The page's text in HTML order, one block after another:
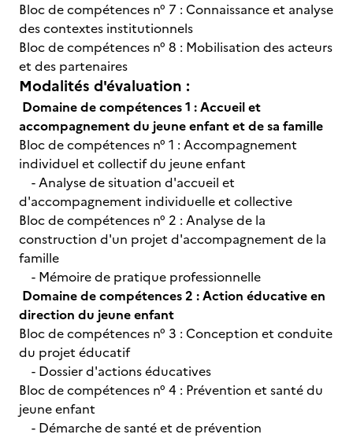
Bloc de compétences n° 7 : Connaissance et analyse
des contextes institutionnels
Bloc de compétences n° 8 : Mobilisation des acteurs
et des partenaires
Modalités d'évaluation :
Domaine de compétences 1 : Accueil et
accompagnement du jeune enfant et de sa famille
Bloc de compétences n° 1 : Accompagnement
individuel et collectif du jeune enfant
- Analyse de situation d'accueil et
d'accompagnement individuelle et collective
Bloc de compétences n° 2 : Analyse de la
construction d'un projet d'accompagnement de la
famille
- Mémoire de pratique professionnelle
Domaine de compétences 2 : Action éducative en
direction du jeune enfant
Bloc de compétences n° 3 : Conception et conduite
du projet éducatif
- Dossier d'actions éducatives
Bloc de compétences n° 4 : Prévention et santé du
jeune enfant
- Démarche de santé et de prévention